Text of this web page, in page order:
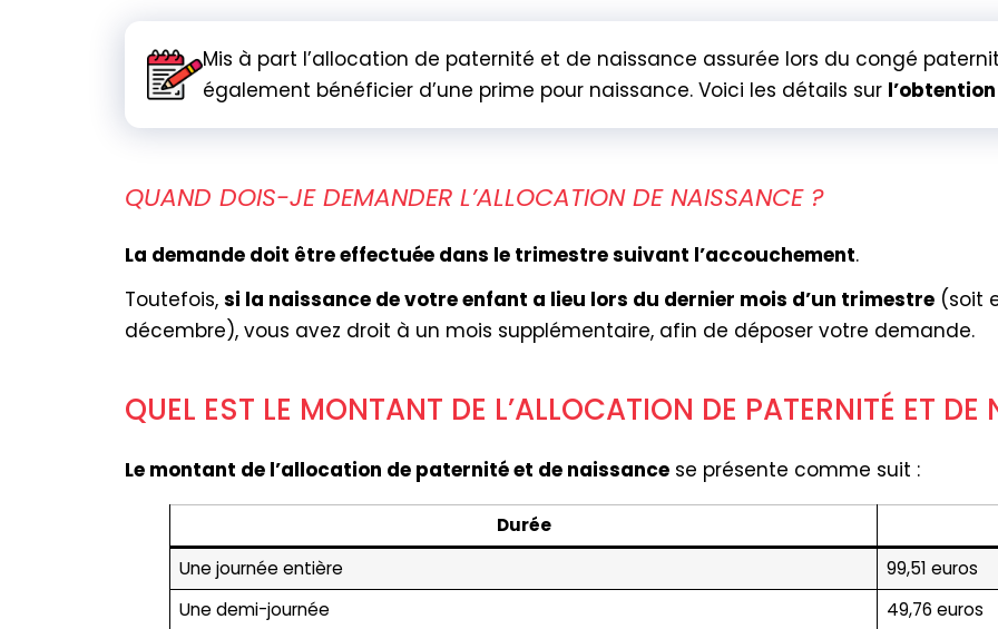
Mis à part l’allocation de paternité et de naissance assurée lors du congé
également bénéficier d’une prime pour naissance. Voici les détails sur
QUAND DOIS-JE DEMANDER L’ALLOCATION DE NAISSANCE ?
La demande doit être effectuée dans le trimestre suivant l’accouchement.
Toutefois, si la naissance de votre enfant a lieu lors du dernier mois d’un trimestre (soit
décembre), vous avez droit à un mois supplémentaire, afin de déposer votre demande.
QUEL EST LE MONTANT DE L’ALLOCATION DE PATERNITÉ ET
Le montant de l’allocation de paternité et de naissance se présente comme suit :
Durée
Une journée entière
99,51 euros
Une demi-journée
49,76 euros